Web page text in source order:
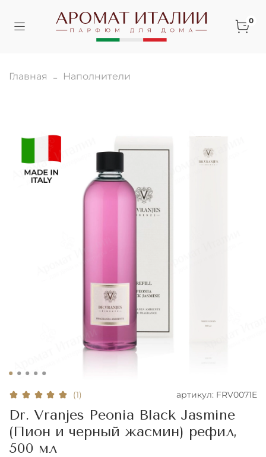
0
Главная Наполнители
(1) артикул: FRV0071E
Dr. Vranjes Peonia Black Jasmine
(Пион и черный жасмин) рефил,
500 мл